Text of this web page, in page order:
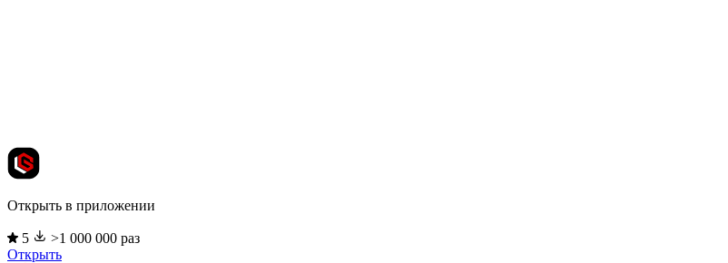
Открыть в приложении
5
>1 000 000 раз
Открыть